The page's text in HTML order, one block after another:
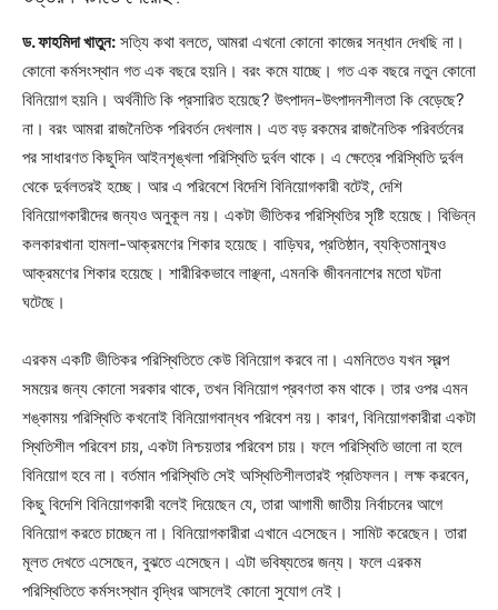
ড. ফাহমিদা খাতুন: সত্যি কথা বলতে, আমরা এখনো কোনো কাজের সন্ধান দেখছি না।
কোনো কর্মসংস্থান গত এক বছরে হয়নি। বরং কমে যাচ্ছে। গত এক বছরে নতুন কোনো
বিনিয়োগ হয়নি। অর্থনীতি কি প্রসারিত হয়েছে? উৎপাদন-উৎপাদনশীলতা কি বেড়েছে?
না। বরং আমরা রাজনৈতিক পরিবর্তন দেখলাম। এত বড় রকমের রাজনৈতিক পরিবর্তনের
পর সাধারণত কিছুদিন আইনশৃঙ্খলা পরিস্থিতি দুর্বল থাকে। এ ক্ষেত্রে পরিস্থিতি দুর্বল
থেকে দুর্বলতরই হচ্ছে। আর এ পরিবেশে বিদেশি বিনিয়োগকারী বটেই, দেশি
বিনিয়োগকারীদের জন্যও অনুকূল নয়। একটা ভীতিকর পরিস্থিতির সৃষ্টি হয়েছে। বিভিন্ন
কলকারখানা হামলা-আক্রমণের শিকার হয়েছে। বাড়িঘর, প্রতিষ্ঠান, ব্যক্তিমানুষও
আক্রমণের শিকার হয়েছে। শারীরিকভাবে লাঞ্ছনা, এমনকি জীবননাশের মতো ঘটনা
ঘটেছে।
এরকম একটি ভীতিকর পরিস্থিতিতে কেউ বিনিয়োগ করবে না। এমনিতেও যখন স্বল্প
সময়ের জন্য কোনো সরকার থাকে, তখন বিনিয়োগ প্রবণতা কম থাকে। তার ওপর এমন
শঙ্কাময় পরিস্থিতি কখনোই বিনিয়োগবান্ধব পরিবেশ নয়। কারণ, বিনিয়োগকারীরা একটা
স্থিতিশীল পরিবেশ চায়, একটা নিশ্চয়তার পরিবেশ চায়। ফলে পরিস্থিতি ভালো না হলে
বিনিয়োগ হবে না। বর্তমান পরিস্থিতি সেই অস্থিতিশীলতারই প্রতিফলন। লক্ষ করবেন,
কিছু বিদেশি বিনিয়োগকারী বলেই দিয়েছেন যে, তারা আগামী জাতীয় নির্বাচনের আগে
বিনিয়োগ করতে চাচ্ছেন না। বিনিয়োগকারীরা এখানে এসেছেন। সামিট করেছেন। তারা
মূলত দেখতে এসেছেন, বুঝতে এসেছেন। এটা ভবিষ্যতের জন্য। ফলে এরকম
পরিস্থিতিতে কর্মসংস্থান বৃদ্ধির আসলেই কোনো সুযোগ নেই।